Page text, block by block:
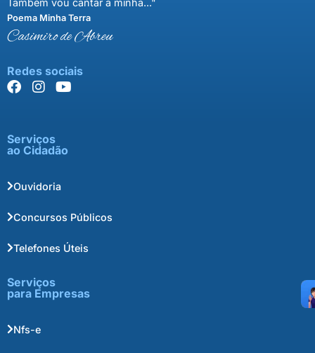
Também vou cantar a minha..."
Poema Minha Terra
Casimiro de Abreu
Redes sociais
Serviços
ao Cidadão
Ouvidoria
Concursos Públicos
Telefones Úteis
Serviços
para Empresas
Nfs-e